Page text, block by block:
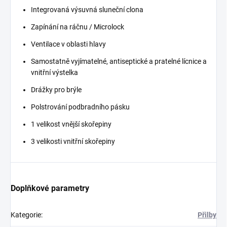
Integrovaná výsuvná sluneční clona
Zapínání na ráčnu / Microlock
Ventilace v oblasti hlavy
Samostatně vyjímatelné, antiseptické a pratelné lícnice a
vnitřní výstelka
Drážky pro brýle
Polstrování podbradního pásku
1 velikost vnější skořepiny
3 velikosti vnitřní skořepiny
Doplňkové parametry
Kategorie: Přilby